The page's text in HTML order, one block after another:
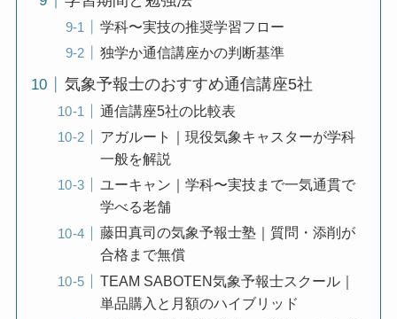
学科〜実技の推奨学習フロー
独学か通信講座かの判断基準
気象予報士のおすすめ通信講座5社
通信講座5社の比較表
アガルート｜現役気象キャスターが学科
一般を解説
ユーキャン｜学科〜実技まで一気通貫で
学べる老舗
藤田真司の気象予報士塾｜質問・添削が
合格まで無償
TEAM SABOTEN気象予報士スクール｜
単品購入と月額のハイブリッド